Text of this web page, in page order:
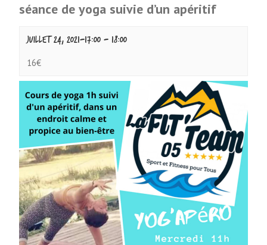
séance de yoga suivie d’un apéritif
juillet 24, 2021-17:00 - 18:00
16€